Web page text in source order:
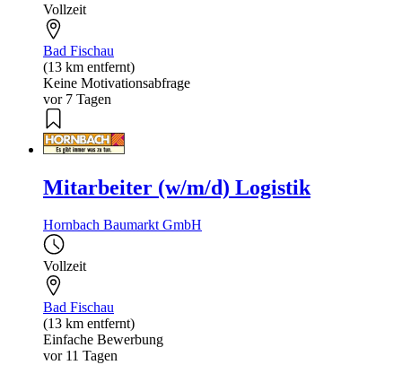
Vollzeit
Bad Fischau
(13 km entfernt)
Keine Motivationsabfrage
vor 7 Tagen
Mitarbeiter (w/m/d) Logistik
Hornbach Baumarkt GmbH
Vollzeit
Bad Fischau
(13 km entfernt)
Einfache Bewerbung
vor 11 Tagen